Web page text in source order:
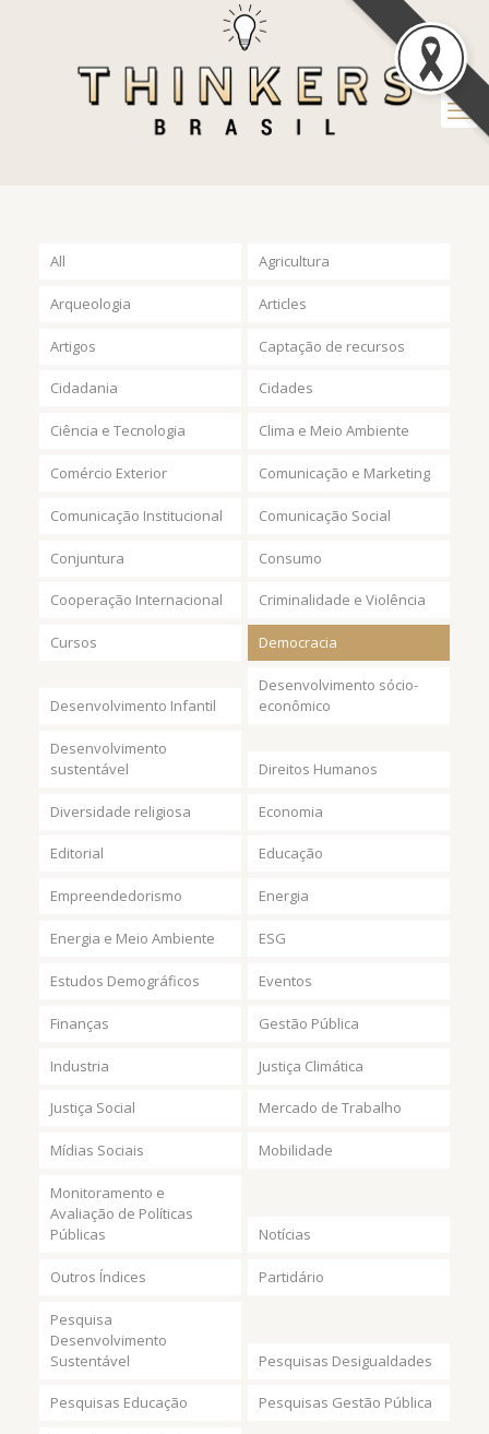
All Agricultura
Arqueologia Articles
Artigos Captação de recursos
Cidadania Cidades
Ciência e Tecnologia Clima e Meio Ambiente
Comércio Exterior Comunicação e Marketing
Comunicação Institucional Comunicação Social
Conjuntura Consumo
Cooperação Internacional Criminalidade e Violência
Cursos Democracia
Desenvolvimento Infantil
Desenvolvimento sócio-
econômico
Desenvolvimento
sustentável
Direitos Humanos
Diversidade religiosa Economia
Editorial Educação
Empreendedorismo Energia
Energia e Meio Ambiente ESG
Estudos Demográficos Eventos
Finanças Gestão Pública
Industria Justiça Climática
Justiça Social Mercado de Trabalho
Mídias Sociais Mobilidade
Monitoramento e
Avaliação de Políticas
Públicas
Notícias
Outros Índices Partidário
Pesquisa
Desenvolvimento
Sustentável
Pesquisas Desigualdades
Pesquisas Educação Pesquisas Gestão Pública